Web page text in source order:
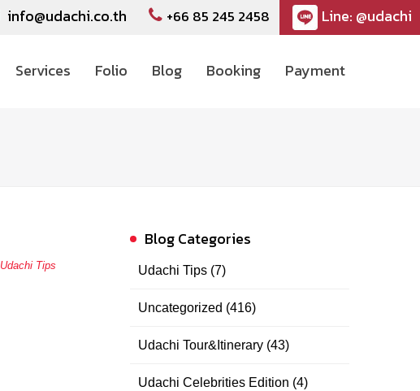
info@udachi.co.th +66 85 245 2458 Line: @udachi
Services Folio Blog Booking Payment
Udachi Tips
Blog Categories
Udachi Tips (7)
Uncategorized (416)
Udachi Tour&Itinerary (43)
Udachi Celebrities Edition (4)